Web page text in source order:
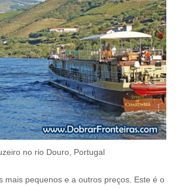
no rio Douro, Portugal
mais pequenos e a outros preços. Este é o